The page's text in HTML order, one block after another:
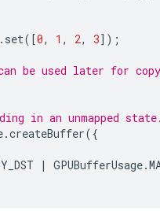
set([0, 1 , 2, 3]);
be used later for
in an unmapped
.createBuffer({
| GPUBufferUsage.